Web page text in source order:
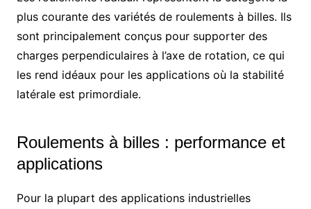
plus courante des variétés de roulements à billes. Ils
sont principalement conçus pour supporter des
charges perpendiculaires à l’axe de rotation, ce qui
les rend idéaux pour les applications où la stabilité
latérale est primordiale.
Roulements à billes : performance et
applications
Pour la plupart des applications industrielles